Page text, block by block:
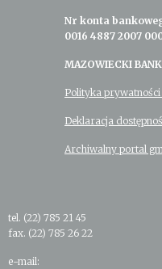
Nr konta
0016 4887 2007
MAZOWIECKI
Polityka prywatności
Deklaracja
Archiwalny portal
tel. (22) 785 21 45
fax. (22) 785 26 22
e-mail: